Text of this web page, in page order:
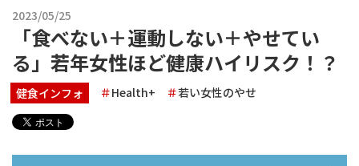
2023/05/25
「食べない＋運動しない＋やせてい
る」若年女性ほど健康ハイリスク！？
健食インフォ Health+ 若い女性のやせ